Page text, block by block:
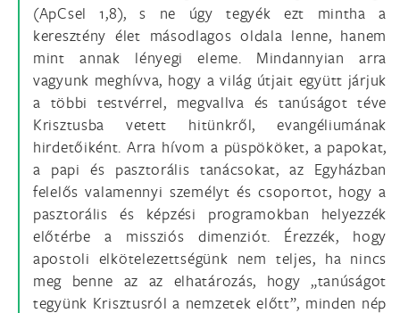
(ApCsel 1,8), s ne úgy tegyék ezt mintha a
keresztény élet másodlagos oldala lenne, hanem
mint annak lényegi eleme. Mindannyian arra
vagyunk meghívva, hogy a világ útjait együtt járjuk
a többi testvérrel, megvallva és tanúságot téve
Krisztusba vetett hitünkről, evangéliumának
hirdetőiként. Arra hívom a püspököket, a papokat,
a papi és pasztorális tanácsokat, az Egyházban
felelős valamennyi személyt és csoportot, hogy a
pasztorális és képzési programokban helyezzék
előtérbe a missziós dimenziót. Érezzék, hogy
apostoli elkötelezettségünk nem teljes, ha nincs
meg benne az az elhatározás, hogy „tanúságot
tegyünk Krisztusról a nemzetek előtt”, minden nép